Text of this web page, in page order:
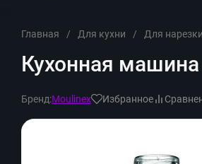
Главная / Для кухни / Для
Кухонная
Бренд:Moulinex Избранное